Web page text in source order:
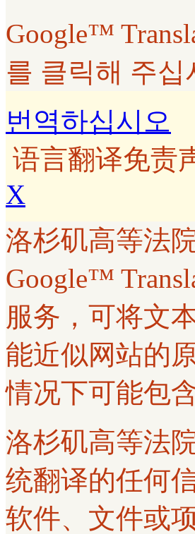
Google™
를 클릭해 주십
번역하십시오
语言翻译免责
X
洛杉矶高等法
Google™
服务，可将文
能近似网站的
情况下可能包
洛杉矶高等法
统翻译的任何
软件、文件或